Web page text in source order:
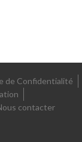
de Confidentialité
contacter